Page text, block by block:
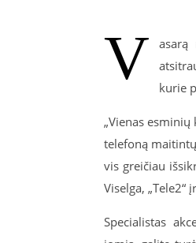
V
asarą
kurie
„Vienas
telefoną
vis greičiau
Viselga, „Tele2“
Specialistas